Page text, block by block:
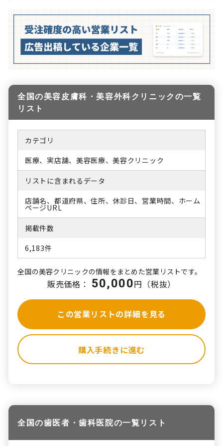
全国の美容皮膚科・美容外科クリニックの一覧
リスト
カテゴリ
医療、実店舗、美容医療、美容クリニック
リストに含まれるデータ
店舗名、都道府県、住所、休診日、営業時間、ホーム
ページURL
掲載件数
6,183件
全国の美容クリニックの情報をまとめた営業リストです。
販売価格： 50,000円（税抜）
この営業リストの詳細を見る
購入手続きに進む
全国の歯医者・歯科医院の一覧リスト